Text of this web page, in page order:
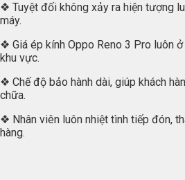
❖ Tuyệt đối không xảy ra hiện tượng
máy.
❖ Giá ép kính Oppo Reno 3 Pro luôn
khu vực.
❖ Chế độ bảo hành dài, giúp khách
chữa.
❖ Nhân viên luôn nhiệt tình tiếp đón,
hàng.